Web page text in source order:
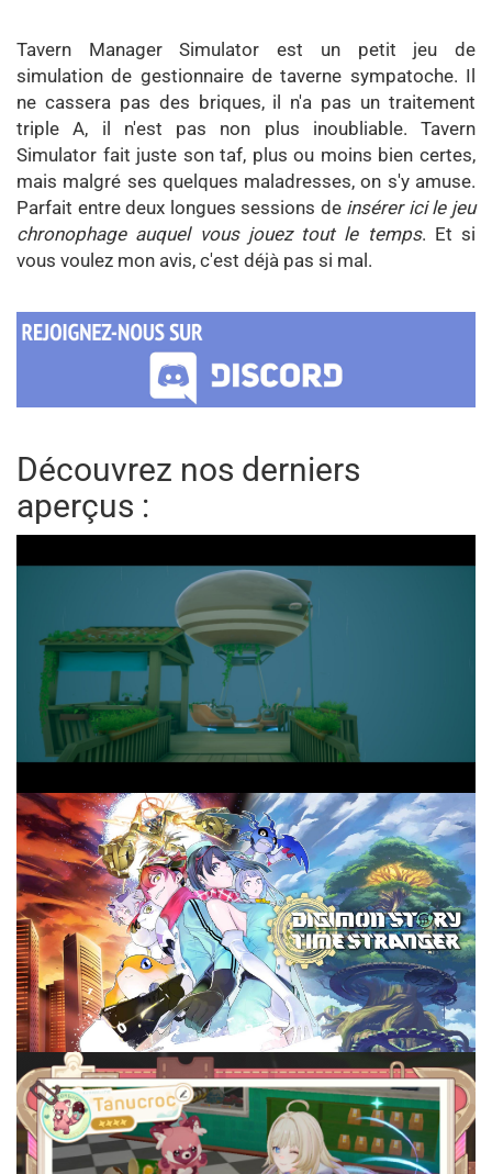
Tavern Manager Simulator est un petit jeu de
simulation de gestionnaire de taverne sympatoche. Il
ne cassera pas des briques, il n'a pas un traitement
triple A, il n'est pas non plus inoubliable. Tavern
Simulator fait juste son taf, plus ou moins bien certes,
mais malgré ses quelques maladresses, on s'y amuse.
Parfait entre deux longues sessions de insérer ici le jeu
chronophage auquel vous jouez tout le temps. Et si
vous voulez mon avis, c'est déjà pas si mal.
Découvrez nos derniers
aperçus :